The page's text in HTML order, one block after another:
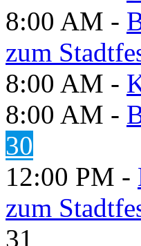
8:00 AM -
zum
8:00 AM -
8:00 AM -
30
12:00 PM -
zum
31